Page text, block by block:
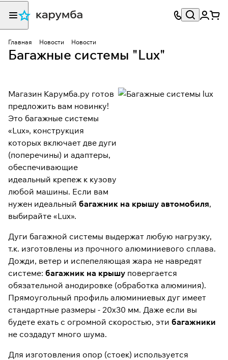
Главная Новости Новости
Багажные системы "Lux"
Магазин Карумба.ру готов
предложить вам новинку!
Это багажные системы
«Lux», конструкция
которых включает две дуги
(поперечины) и адаптеры,
обеспечивающие
идеальный крепеж к кузову
любой машины. Если вам
нужен идеальный багажник на крышу автомобиля,
выбирайте «Lux».
Дуги багажной системы выдержат любую нагрузку,
т.к. изготовлены из прочного алюминиевого сплава.
Дожди, ветер и испепеляющая жара не навредят
системе: багажник на крышу повергается
обязательной анодировке (обработка алюминия).
Прямоугольный профиль алюминиевых дуг имеет
стандартные размеры - 20х30 мм. Даже если вы
будете ехать с огромной скоростью, эти багажники
не создадут много шума.
Для изготовления опор (стоек) используется